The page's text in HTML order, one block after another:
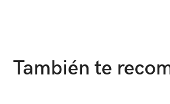
También te